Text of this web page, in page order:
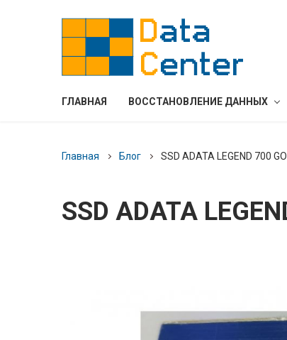
ГЛАВНАЯ ВОССТАНОВЛЕНИЕ ДАННЫХ
Главная Блог SSD ADATA LEGEND 700
SSD ADATA